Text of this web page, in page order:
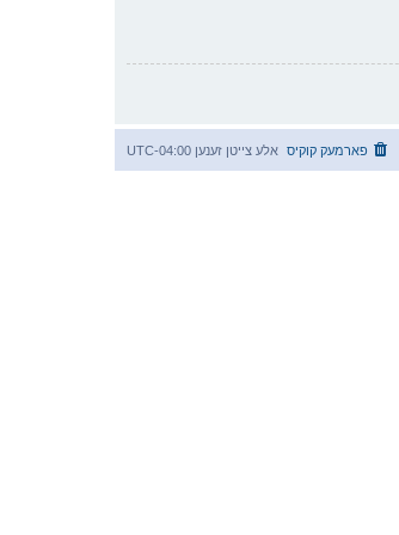
אלע צייטן זענען UTC-04:00 פארמעק קוקיס